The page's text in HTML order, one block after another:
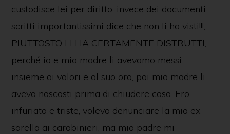
custodisce lei per diritto, invece dei documenti
scritti importantissimi dice che non li ha visti!!!,
PIUTTOSTO LI HA CERTAMENTE DISTRUTTI,
perché io e mia madre li avevamo messi
insieme ai valori e al suo oro, poi mia madre li
aveva nascosti prima di chiudere casa. Ero
infuriato e triste, volevo denunciare la mia ex
sorella ai carabinieri, ma mio padre mi